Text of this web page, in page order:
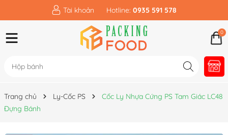
Tài khoản Hotline: 0935 591 578
0
Trang chủ Ly-Cốc PS
Cốc Ly Nhựa Cứng PS Tam Giác LC48
Đựng Bánh